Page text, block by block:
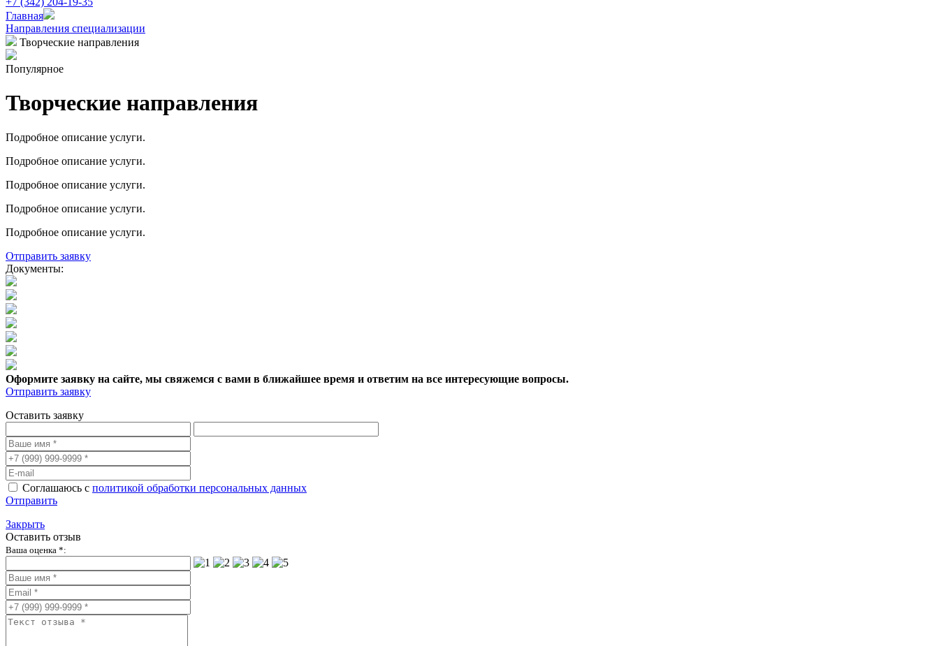
Главная
Направления специализации
Творческие направления
Популярное
Творческие направления
Подробное описание услуги.
Подробное описание услуги.
Подробное описание услуги.
Подробное описание услуги.
Подробное описание услуги.
Отправить заявку
Документы:
Оформите заявку на сайте, мы свяжемся с вами в ближайшее время и ответим на все интересующие вопросы.
Отправить заявку
Оставить заявку
Соглашаюсь с политикой обработки персональных данных
Отправить
Закрыть
Оставить отзыв
Ваша оценка *: